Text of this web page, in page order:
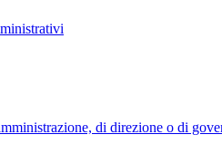
di direzione o di